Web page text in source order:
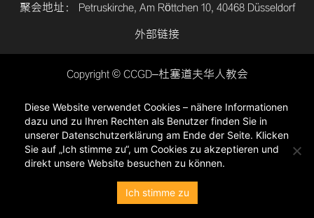
聚会地址： Petruskirche, Am Röttchen 10, 40468 Düsseldorf
外部链接
Copyright © CCGD–杜塞道夫华人教会
隐私政策
Diese Website verwendet Cookies – nähere Informationen
dazu und zu Ihren Rechten als Benutzer finden Sie in
unserer Datenschutzerklärung am Ende der Seite. Klicken
Sie auf „Ich stimme zu“, um Cookies zu akzeptieren und
direkt unsere Website besuchen zu können.
Ich stimme zu